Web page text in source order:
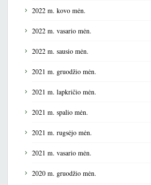
2022 m. kovo mėn.
2022 m. vasario mėn.
2022 m. sausio mėn.
2021 m. gruodžio mėn.
2021 m. lapkričio mėn.
2021 m. spalio mėn.
2021 m. rugsėjo mėn.
2021 m. vasario mėn.
2020 m. gruodžio mėn.